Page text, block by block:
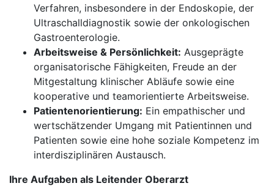
Verfahren, insbesondere in der Endoskopie, der
Ultraschalldiagnostik sowie der onkologischen
Gastroenterologie.
Arbeitsweise & Persönlichkeit: Ausgeprägte
organisatorische Fähigkeiten, Freude an der
Mitgestaltung klinischer Abläufe sowie eine
kooperative und teamorientierte Arbeitsweise.
Patientenorientierung: Ein empathischer und
wertschätzender Umgang mit Patientinnen und
Patienten sowie eine hohe soziale Kompetenz im
interdisziplinären Austausch.
Ihre Aufgaben als Leitender Oberarzt